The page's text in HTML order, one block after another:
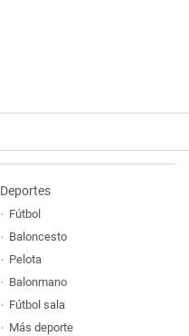
Deportes
Fútbol
Baloncesto
Pelota
Balonmano
Fútbol sala
Más deporte